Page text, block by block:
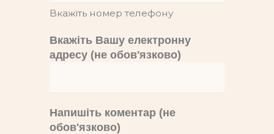
Вкажіть номер телефону
Вкажіть Вашу електронну
адресу (не обов'язково)
Напишіть коментар (не
обов'язково)